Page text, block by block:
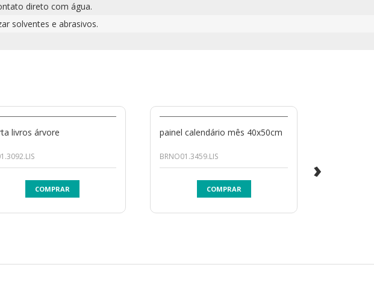
direto com água.
solventes e abrasivos.
livros árvore
COMPRAR
painel calendário mês 40x50cm
BRNO01.3459.LIS
COMPRAR
›